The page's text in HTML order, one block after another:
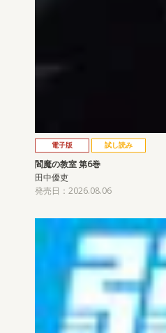
電子版 試し読み
閻魔の教室 第6巻
田中優吏
発売日：2026.08.06